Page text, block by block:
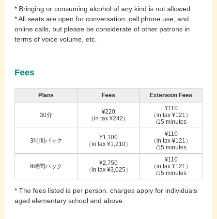
* Bringing or consuming alcohol of any kind is not allowed.
* All seats are open for conversation, cell phone use, and
online calls, but please be considerate of other patrons in
terms of voice volume, etc.
Fees
Plans Fees Extension Fees
30分
¥220
（in tax ¥242）
¥110
（in tax ¥121）
/15 minutes
3時間パック
¥1,100
（in tax ¥1,210）
¥110
（in tax ¥121）
/15 minutes
9時間パック
¥2,750
（in tax ¥3,025）
¥110
（in tax ¥121）
/15 minutes
* The fees listed is per person. charges apply for individuals
aged elementary school and above.